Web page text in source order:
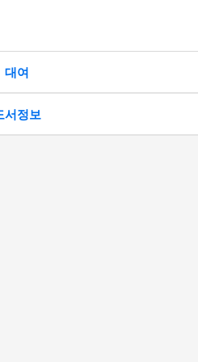
대여
서정보